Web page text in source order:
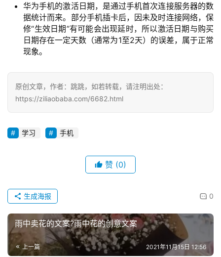
投
稿
每
华为手机的激活日期，是通过手机首次连接服务器的数
据统计而来。部分手机插卡后，因未及时连接网络，保
修“生效日期”有可能会出现延时，所以激活日期与购买
日期存在一定天数（通常为1至2天）的误差，属于正常
现象。
原创文章，作者：跳跳，如若转载，请注明出处：
https://ziliaobaba.com/6682.html
学习 手机
赞 (0)
0
生成海报
雨中卖花的文案?雨中花的创意文案
上一篇 2021年11月15日 12:56